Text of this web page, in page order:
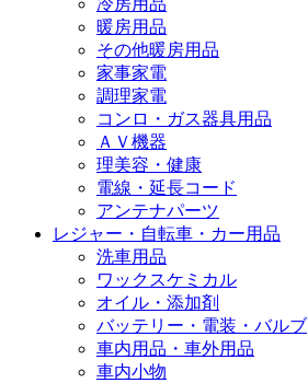
冷房用品
暖房用品
その他暖房用品
家事家電
調理家電
コンロ・ガス器具用品
ＡＶ機器
理美容・健康
電線・延長コード
アンテナパーツ
レジャー・自転車・カー用品
洗車用品
ワックスケミカル
オイル・添加剤
バッテリー・電装・バルブ
車内用品・車外用品
車内小物